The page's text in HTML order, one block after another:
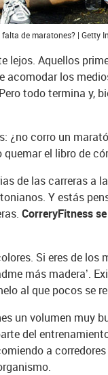
de maratones? | Getty
lejos. Aquellos
acomodar los
todo termina y,
¿no corro un
el libro de
de las carreras a
Y estás
CorreryFitness
Si eres de
más madera’.
al que pocos se
un volumen muy
del
a